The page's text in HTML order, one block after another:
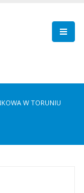
W TORUNIU